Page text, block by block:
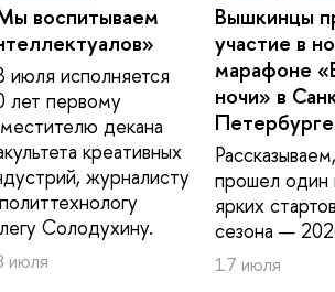
воспитываем
июля исполняется
лет первому
декана
креативных
журналисту
Солодухину.
июля
Вышкинцы
участие в
марафоне
ночи» в
Петербурге
прошел один
ярких
сезона —
17 июля